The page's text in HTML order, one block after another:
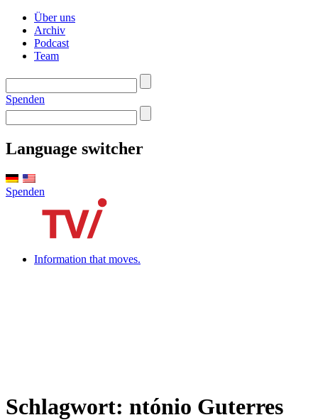
Über uns
Archiv
Podcast
Team
Spenden
Language switcher
Spenden
Information that moves.
Schlagwort: ntónio Guterres